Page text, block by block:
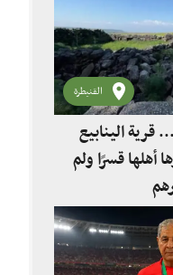
القنيطرة
قرية الينابيع
أهلها قسرًا ولم